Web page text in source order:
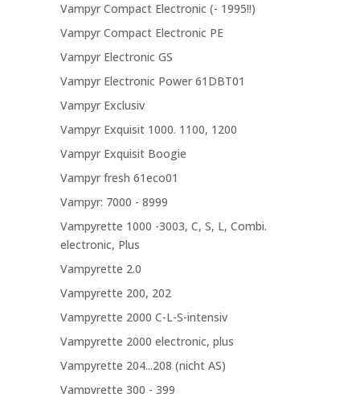
Vampyr Compact Electronic (- 1995!!)
Vampyr Compact Electronic PE
Vampyr Electronic GS
Vampyr Electronic Power 61DBT01
Vampyr Exclusiv
Vampyr Exquisit 1000. 1100, 1200
Vampyr Exquisit Boogie
Vampyr fresh 61eco01
Vampyr: 7000 - 8999
Vampyrette 1000 -3003, C, S, L, Combi.
electronic, Plus
Vampyrette 2.0
Vampyrette 200, 202
Vampyrette 2000 C-L-S-intensiv
Vampyrette 2000 electronic, plus
Vampyrette 204...208 (nicht AS)
Vampyrette 300 - 399